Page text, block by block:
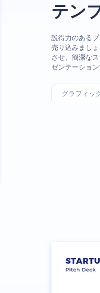
テン
説得力のある
売り込みまし
させ、簡潔な
ゼンテーショ